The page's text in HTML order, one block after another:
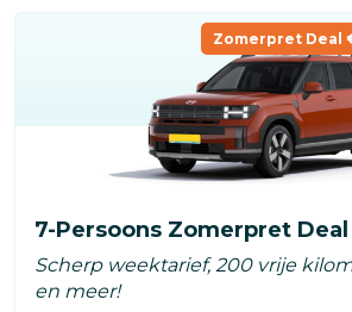
Zomerpret Deal
7-Persoons Zomerpret Deal
Scherp weektarief, 200 vrije
en meer!